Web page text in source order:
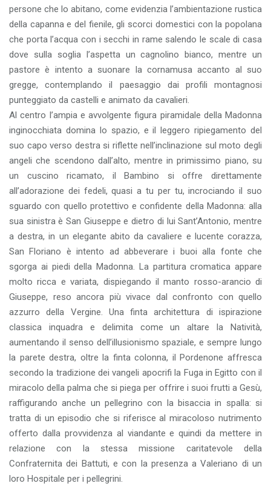
persone che lo abitano, come evidenzia l’ambientazione rustica
della capanna e del fienile, gli scorci domestici con la popolana
che porta l’acqua con i secchi in rame salendo le scale di casa
dove sulla soglia l’aspetta un cagnolino bianco, mentre un
pastore è intento a suonare la cornamusa accanto al suo
gregge, contemplando il paesaggio dai profili montagnosi
punteggiato da castelli e animato da cavalieri.
Al centro l’ampia e avvolgente figura piramidale della Madonna
inginocchiata domina lo spazio, e il leggero ripiegamento del
suo capo verso destra si riflette nell’inclinazione sul moto degli
angeli che scendono dall’alto, mentre in primissimo piano, su
un cuscino ricamato, il Bambino si offre direttamente
all’adorazione dei fedeli, quasi a tu per tu, incrociando il suo
sguardo con quello protettivo e confidente della Madonna: alla
sua sinistra è San Giuseppe e dietro di lui Sant’Antonio, mentre
a destra, in un elegante abito da cavaliere e lucente corazza,
San Floriano è intento ad abbeverare i buoi alla fonte che
sgorga ai piedi della Madonna. La partitura cromatica appare
molto ricca e variata, dispiegando il manto rosso-arancio di
Giuseppe, reso ancora più vivace dal confronto con quello
azzurro della Vergine. Una finta architettura di ispirazione
classica inquadra e delimita come un altare la Natività,
aumentando il senso dell’illusionismo spaziale, e sempre lungo
la parete destra, oltre la finta colonna, il Pordenone affresca
secondo la tradizione dei vangeli apocrifi la Fuga in Egitto con il
miracolo della palma che si piega per offrire i suoi frutti a Gesù,
raffigurando anche un pellegrino con la bisaccia in spalla: si
tratta di un episodio che si riferisce al miracoloso nutrimento
offerto dalla provvidenza al viandante e quindi da mettere in
relazione con la stessa missione caritatevole della
Confraternita dei Battuti, e con la presenza a Valeriano di un
loro Hospitale per i pellegrini.